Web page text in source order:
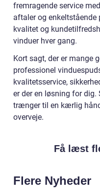
fremragende service
aftaler og enkeltstående
kvalitet og
vinduer hver gang.
Kort sagt, der er mange
professionel
kvalitetsservice,
er der en løsning for
trænger til en kærlig
overveje.
Få læst
Flere Nyheder